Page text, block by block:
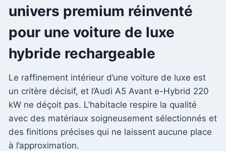
univers premium réinventé
pour une voiture de luxe
hybride rechargeable
Le raffinement intérieur d’une voiture de luxe est
un critère décisif, et l’Audi A5 Avant e-Hybrid 220
kW ne déçoit pas. L’habitacle respire la qualité
avec des matériaux soigneusement sélectionnés et
des finitions précises qui ne laissent aucune place
à l’approximation.